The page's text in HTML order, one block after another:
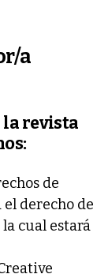
a
la revista
de
derecho de
cual estará